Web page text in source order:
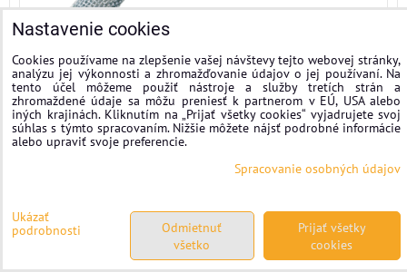
9,39 €s DPH
Chemická kotva bez styrénu POLYESTER
SF 380 ml kartuša
Nastavenie cookies
Cookies používame na zlepšenie vašej návštevy tejto webovej stránky,
analýzu jej výkonnosti a zhromažďovanie údajov o jej používaní. Na
tento účel môžeme použiť nástroje a služby tretích strán a
zhromaždené údaje sa môžu preniesť k partnerom v EÚ, USA alebo
iných krajinách. Kliknutím na „Prijať všetky cookies“ vyjadrujete svoj
súhlas s týmto spracovaním. Nižšie môžete nájsť podrobné informácie
alebo upraviť svoje preferencie.
Spracovanie osobných údajov
Ukázať
podrobnosti
Prijať všetky
cookies
Odmietnuť
všetko